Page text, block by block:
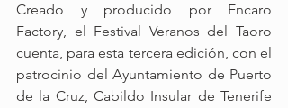
Creado y producido por Encaro
Factory, el Festival Veranos del Taoro
cuenta, para esta tercera edición, con el
patrocinio del Ayuntamiento de Puerto
de la Cruz, Cabildo Insular de Tenerife